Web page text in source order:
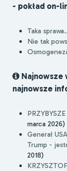
- pokład on-
Taka
Nie tak
Najnowsze
najnowsze
marca 2026)
Generał
Trump -
2018)